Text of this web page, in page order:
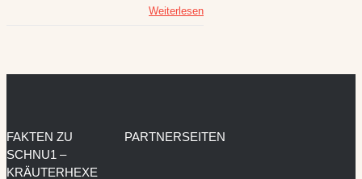
Weiterlesen
FAKTEN ZU
SCHNU1 –
KRÄUTERHEXE
PARTNERSEITEN